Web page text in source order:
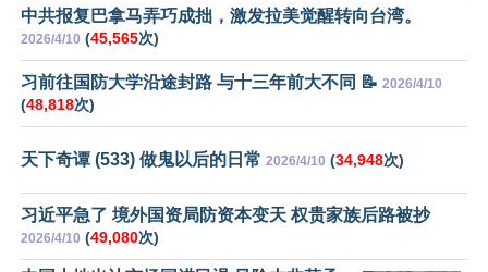
中共报复巴拿马弄巧成拙，激发拉美觉醒转向台湾。
2026/4/10 (45,565次)
习前往国防大学沿途封路 与十三年前大不同 📝 2026/4/10
(48,818次)
天下奇谭 (533) 做鬼以后的日常 2026/4/10 (34,948次)
习近平急了 境外国资局防资本变天 权贵家族后路被抄
2026/4/10 (49,080次)